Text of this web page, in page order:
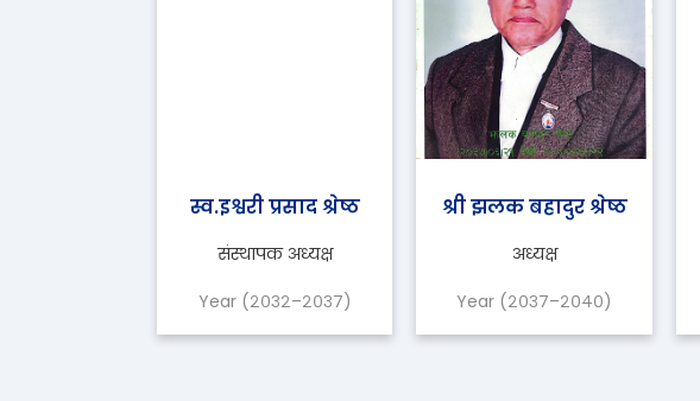
स्व.इश्वरी प्रसाद श्रेष्ठ
संस्थापक अध्यक्ष
Year (२०३२–२०३७)
श्री झलक बहादुर श्रेष्ठ
अध्यक्ष
Year (२०३७–२०४०)